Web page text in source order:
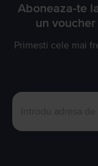
Aboneaza-te
un
Primesti cele mai